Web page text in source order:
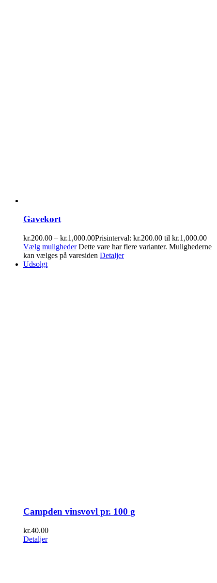
Gavekort
kr.200.00 – kr.1,000.00Prisinterval: kr.200.00 til kr.1,000.00
Vælg muligheder Dette vare har flere varianter. Mulighederne
kan vælges på varesiden Detaljer
Udsolgt
Campden vinsvovl pr. 100 g
kr.40.00
Detaljer